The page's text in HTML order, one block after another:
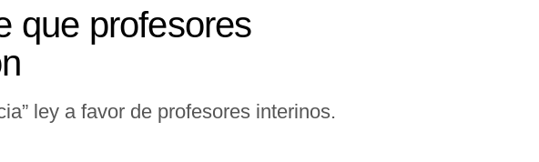
que profesores
ley a favor de profesores interinos.